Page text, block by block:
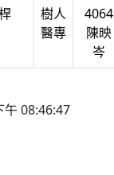
樹人
醫專
4064
陳映
岑
08:46:47